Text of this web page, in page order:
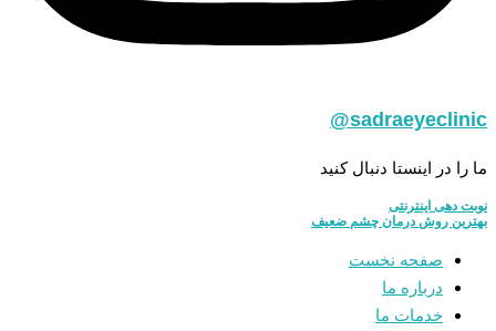
sadraeyeclinic@
ما را در اینستا دنبال کنید
نوبت دهی اینترنتی
بهترین روش درمان چشم ضعیف
صفحه نخست
درباره ما
خدمات ما